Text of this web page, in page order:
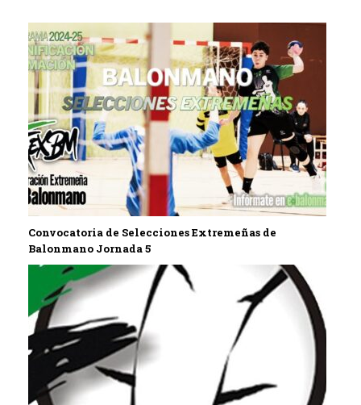
Convocatoria de Selecciones Extremeñas de
Balonmano Jornada 5